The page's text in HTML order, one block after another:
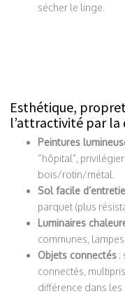
sécher le linge.
Esthétique,
l’attractivité par la
Peintures
“hôpital”,
bois/rotin/métal.
Sol facile
parquet (plus
Luminaires
communes,
Objets connectés :
connectés,
différence dans les